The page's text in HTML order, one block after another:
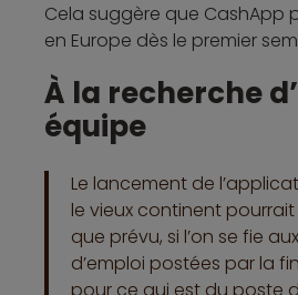
Cela suggère que CashApp
en Europe dès le premier
À la recherche
équipe
Le lancement de
le vieux continent
que prévu, si l’on se fie
d’emploi postées par la